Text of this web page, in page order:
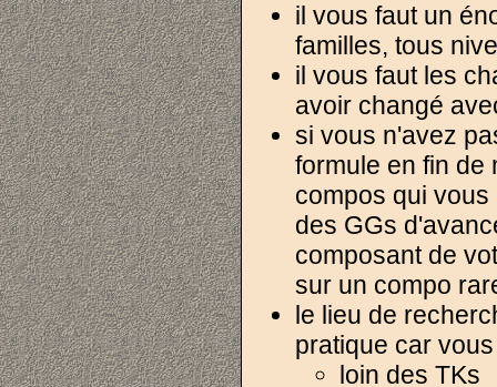
il vous faut un
familles, tous
il vous faut les
avoir changé
si vous n'avez
formule en fin de
compos qui vous
des GGs
composant de
sur un compo
le lieu de
pratique car
loin des TKs